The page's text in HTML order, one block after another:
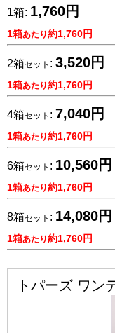
1箱: 1,760円
1箱あたり約1,760円
2箱セット : 3,520円
1箱あたり約1,760円
4箱セット : 7,040円
1箱あたり約1,760円
6箱セット : 10,560円
1箱あたり約1,760円
8箱セット : 14,080円
1箱あたり約1,760円
トパーズ ワン